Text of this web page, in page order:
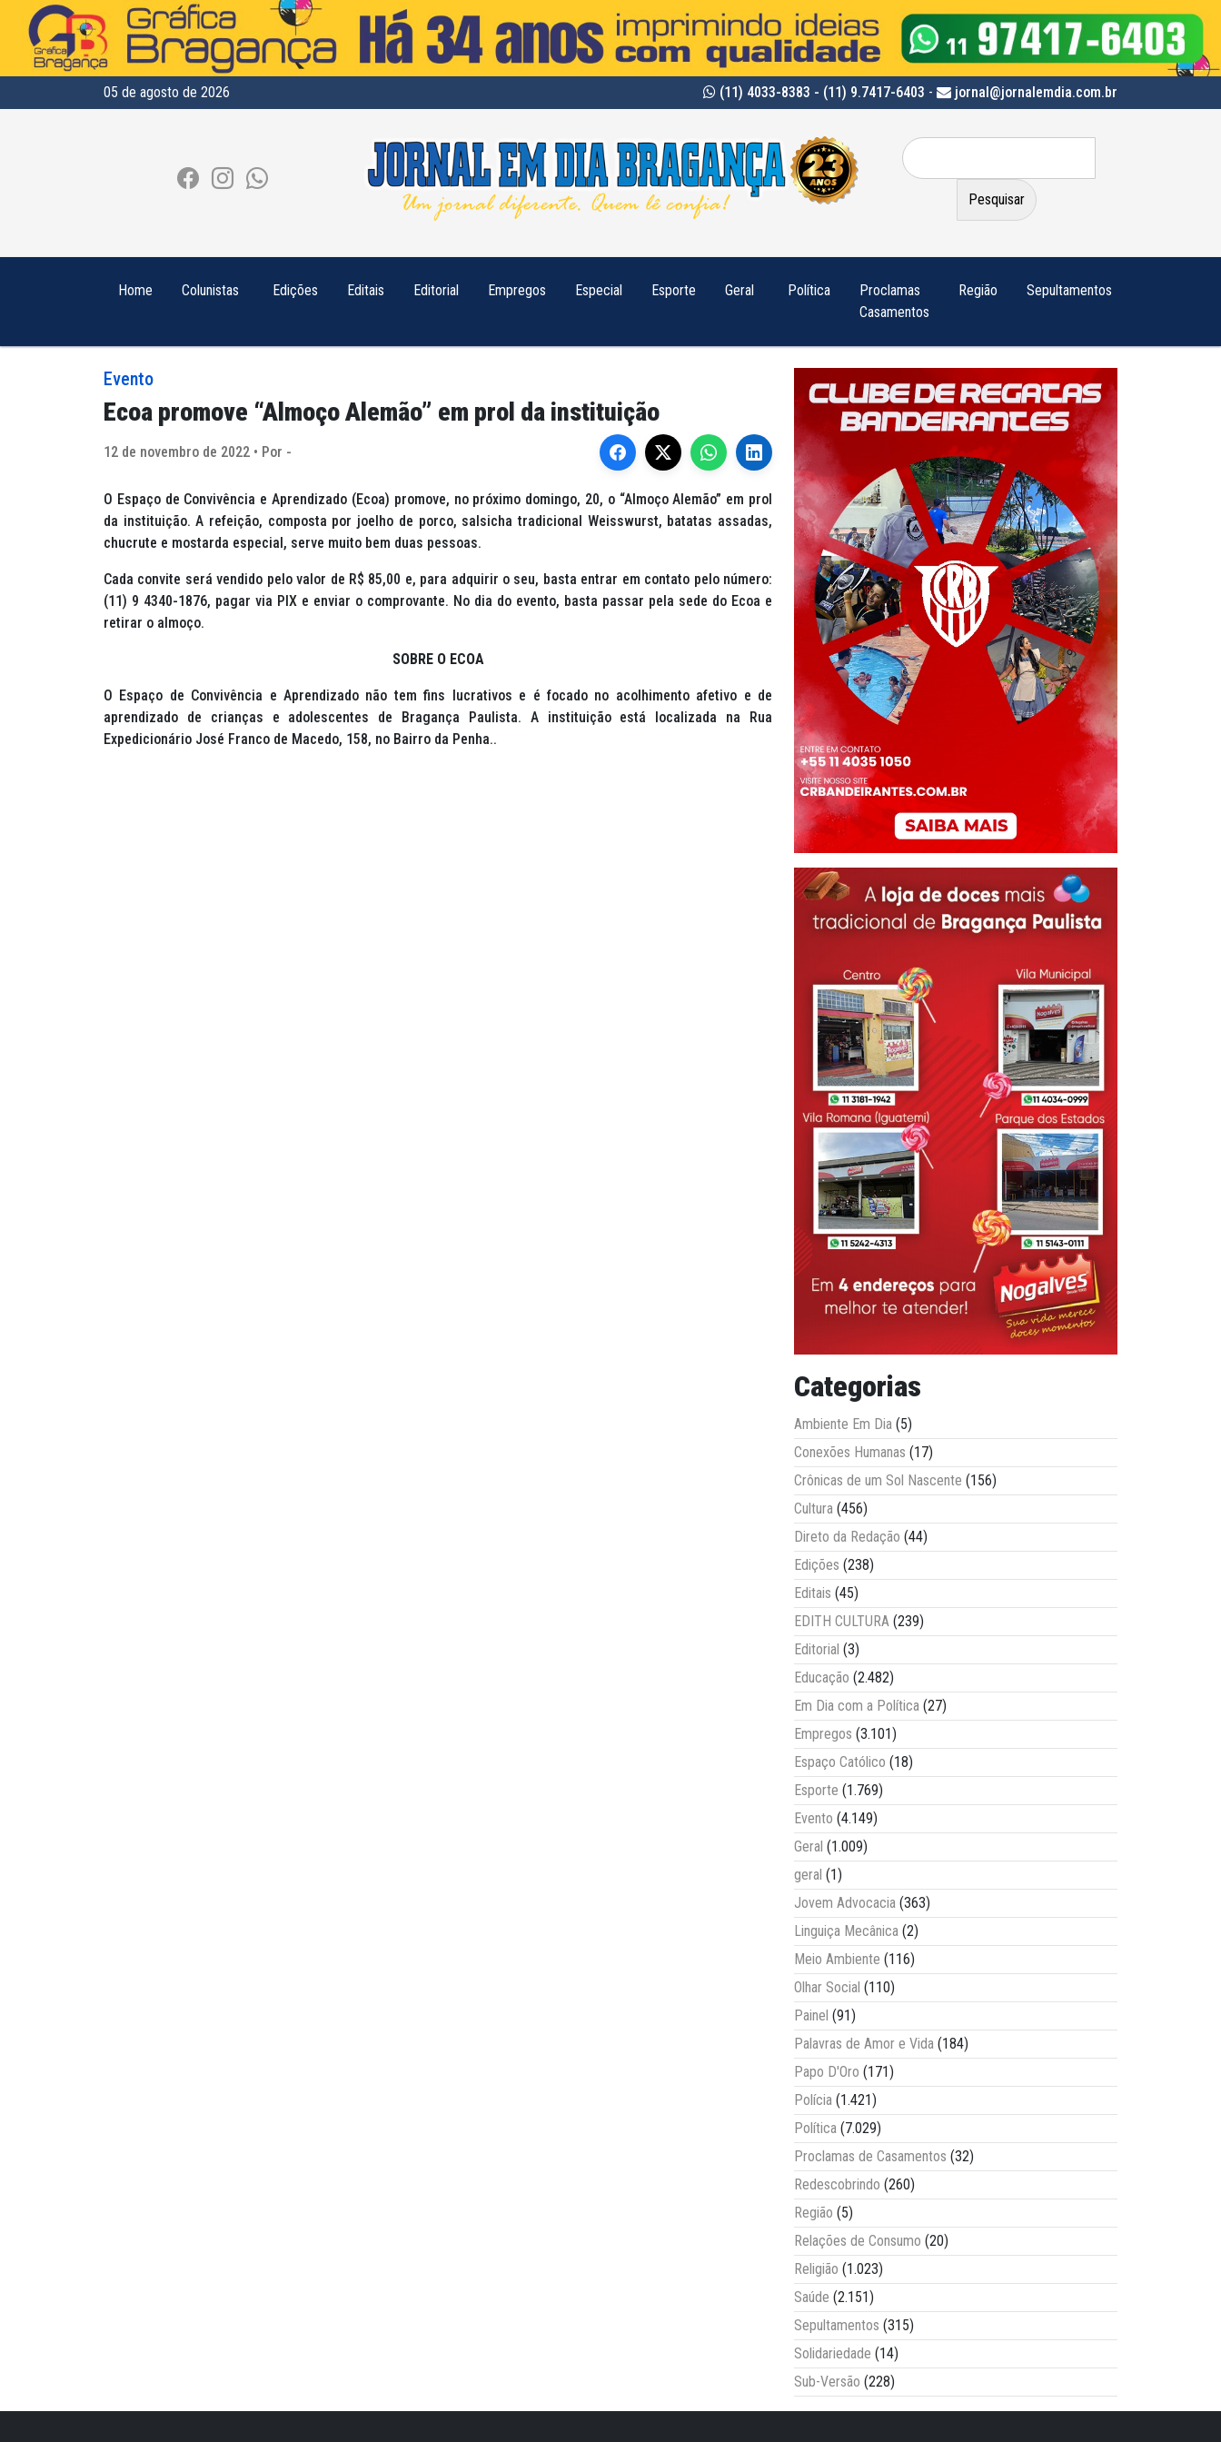
05 de agosto de 2026 (11) 4033-8383 - (11) 9.7417-6403 - jornal@jornalemdia.com.br
Pesquisar
por:
Home Colunistas Edições Editais Editorial Empregos Especial Esporte Geral Política
Proclamas
Casamentos
Região Sepultamentos
Evento
Ecoa promove “Almoço Alemão” em prol da instituição
12 de novembro de 2022 • Por -
O Espaço de Convivência e Aprendizado (Ecoa) promove, no próximo domingo, 20, o “Almoço Alemão” em prol
da instituição. A refeição, composta por joelho de porco, salsicha tradicional Weisswurst, batatas assadas,
chucrute e mostarda especial, serve muito bem duas pessoas.
Cada convite será vendido pelo valor de R$ 85,00 e, para adquirir o seu, basta entrar em contato pelo número:
(11) 9 4340-1876, pagar via PIX e enviar o comprovante. No dia do evento, basta passar pela sede do Ecoa e
retirar o almoço.
SOBRE O ECOA
O Espaço de Convivência e Aprendizado não tem fins lucrativos e é focado no acolhimento afetivo e de
aprendizado de crianças e adolescentes de Bragança Paulista. A instituição está localizada na Rua
Expedicionário José Franco de Macedo, 158, no Bairro da Penha..
Categorias
Ambiente Em Dia (5)
Conexões Humanas (17)
Crônicas de um Sol Nascente (156)
Cultura (456)
Direto da Redação (44)
Edições (238)
Editais (45)
EDITH CULTURA (239)
Editorial (3)
Educação (2.482)
Em Dia com a Política (27)
Empregos (3.101)
Espaço Católico (18)
Esporte (1.769)
Evento (4.149)
Geral (1.009)
geral (1)
Jovem Advocacia (363)
Linguiça Mecânica (2)
Meio Ambiente (116)
Olhar Social (110)
Painel (91)
Palavras de Amor e Vida (184)
Papo D'Oro (171)
Polícia (1.421)
Política (7.029)
Proclamas de Casamentos (32)
Redescobrindo (260)
Região (5)
Relações de Consumo (20)
Religião (1.023)
Saúde (2.151)
Sepultamentos (315)
Solidariedade (14)
Sub-Versão (228)